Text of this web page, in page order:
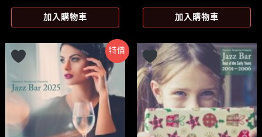
價
格：
價
格：
加入購物車
價
格：
價
格：
加入購物車
特價